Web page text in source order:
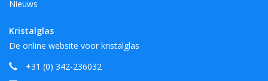
Nieuws
Kristalglas
De online website voor kristalglas
+31 (0) 342-236032